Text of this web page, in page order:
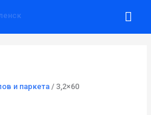
и паркета / 3,2×60